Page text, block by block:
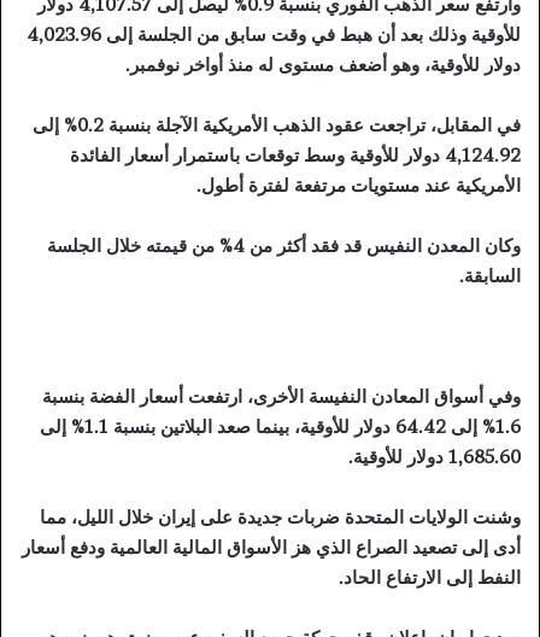
للأوقية وذلك بعد أن هبط في وقت سابق من الجلسة إلى 4,023.96
دولار للأوقية، وهو أضعف مستوى له منذ أواخر نوفمبر.
في المقابل، تراجعت عقود الذهب الأمريكية الآجلة بنسبة 0.2% إلى
4,124.92 دولار للأوقية وسط توقعات باستمرار أسعار الفائدة
الأمريكية عند مستويات مرتفعة لفترة أطول.
وكان المعدن النفيس قد فقد أكثر من 4% من قيمته خلال الجلسة
السابقة.
وفي أسواق المعادن النفيسة الأخرى، ارتفعت أسعار الفضة بنسبة
1.6% إلى 64.42 دولار للأوقية، بينما صعد البلاتين بنسبة 1.1% إلى
1,685.60 دولار للأوقية.
وشنت الولايات المتحدة ضربات جديدة على إيران خلال الليل، مما
أدى إلى تصعيد الصراع الذي هز الأسواق المالية العالمية ودفع أسعار
النفط إلى الارتفاع الحاد.